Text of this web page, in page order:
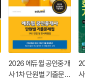
2026 에듀윌 공인중개
사 1차 단원별 기출문제